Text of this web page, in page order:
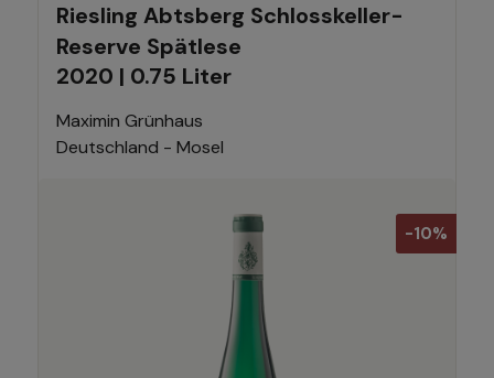
Riesling Abtsberg Schlosskeller-
Reserve Spätlese
2020 | 0.75 Liter
Maximin Grünhaus
Deutschland - Mosel
-10%